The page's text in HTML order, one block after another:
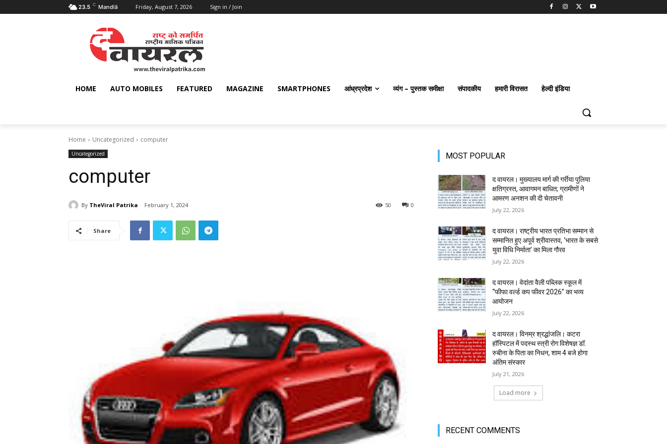
23.5 C Mandlā Friday, August 7, 2026 Sign in / Join
HOME AUTO MOBILES FEATURED MAGAZINE SMARTPHONES आंध्रप्रदेश व्यंग – पुस्तक समीक्षा संपादकीय हमारी विरासत हेल्दी इंडिया
Home Uncategorized computer
Uncategorized
computer
By TheViral Patrika February 1, 2024 0
50
Share
MOST POPULAR
द वायरल। मुख्यालय मार्ग की गर्रीया पुलिया
क्षतिग्रस्त, आवागमन बाधित; ग्रामीणों ने
आमरण अनशन की दी चेतावनी
July 22, 2026
द वायरल। राष्ट्रीय भारत प्रतिभा सम्मान से
सम्मानित हुए अपूर्व श्रीवास्तव, ‘भारत के सबसे
युवा विधि निर्माता’ का मिला गौरव
July 22, 2026
द वायरल। वेदांता वैली पब्लिक स्कूल में
“फीफा वर्ल्ड कप फीवर 2026” का भव्य
आयोजन
July 22, 2026
द वायरल। विनम्र श्रद्धांजलि। कटरा
हॉस्पिटल में पदस्थ स्त्री रोग विशेषज्ञ डॉ.
रुबीना के पिता का निधन, शाम 4 बजे होगा
अंतिम संस्कार
July 21, 2026
Load more
RECENT COMMENTS